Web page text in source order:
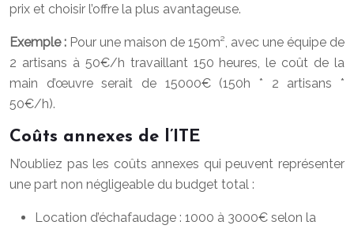
prix et choisir l’offre la plus avantageuse.
Exemple : Pour une maison de 150m², avec une équipe de
2 artisans à 50€/h travaillant 150 heures, le coût de la
main d’œuvre serait de 15000€ (150h * 2 artisans *
50€/h).
Coûts annexes de l’ITE
N’oubliez pas les coûts annexes qui peuvent représenter
une part non négligeable du budget total :
Location d’échafaudage : 1000 à 3000€ selon la